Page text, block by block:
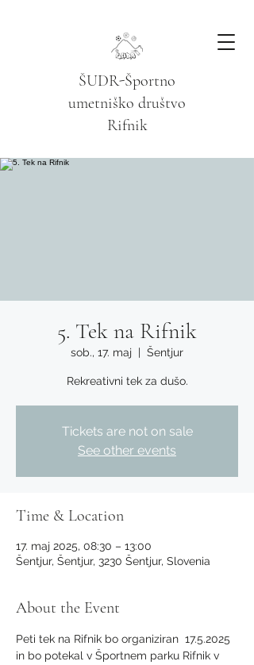
ŠUDR-Športno
umetniško društvo
Rifnik
5. Tek na Rifnik
sob., 17. maj
  |
Šentjur
Rekreativni tek za dušo.
Tickets are not on sale
See other events
Time & Location
17. maj 2025, 08:30 – 13:00
Šentjur, Šentjur, 3230 Šentjur, Slovenia
About the Event
Peti tek na Rifnik bo organiziran  17.5.2025
in bo potekal v Športnem parku Rifnik v